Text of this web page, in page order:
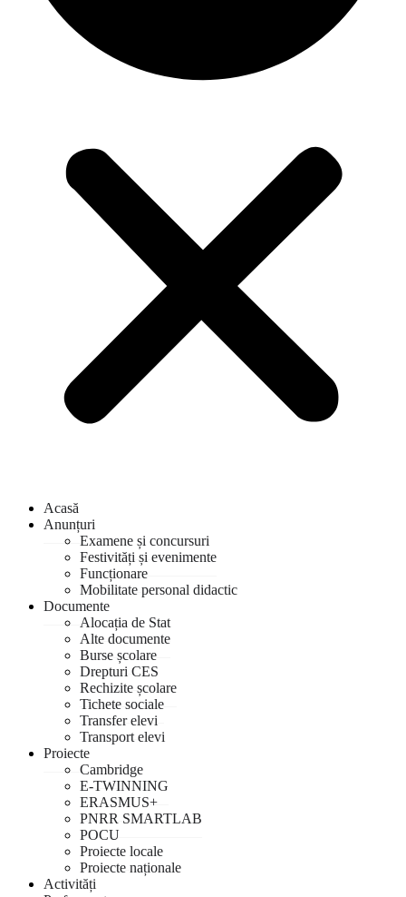
Acasă
Anunțuri
Examene și concursuri
Festivități și evenimente
Funcționare
Mobilitate personal didactic
Documente
Alocația de Stat
Alte documente
Burse școlare
Drepturi CES
Rechizite școlare
Tichete sociale
Transfer elevi
Transport elevi
Proiecte
Cambridge
E-TWINNING
ERASMUS+
PNRR SMARTLAB
POCU
Proiecte locale
Proiecte naționale
Activități